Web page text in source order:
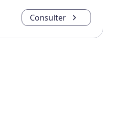
Consulter